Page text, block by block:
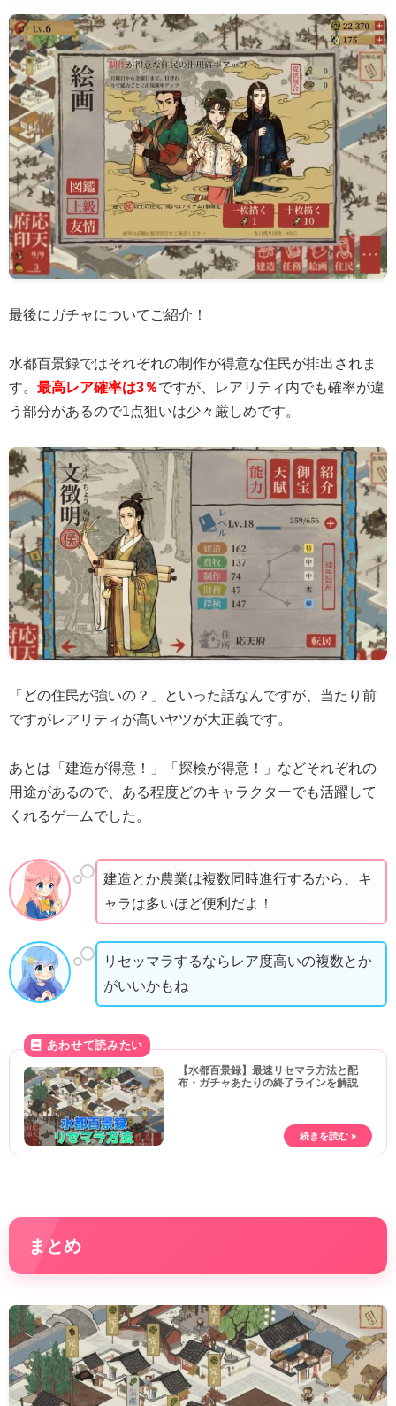
最後にガチャについてご紹介！
水都百景録ではそれぞれの制作が得意な住民が排出されま
す。 最高レア確率は3％ですが、レアリティ内でも確率が違
う部分があるので1点狙いは少々厳しめです。
「どの住民が強いの？」といった話なんですが、当たり前
ですがレアリティが高いヤツが大正義です。
あとは「建造が得意！」「探検が得意！」などそれぞれの
用途があるので、ある程度どのキャラクターでも活躍して
くれるゲームでした。
建造とか農業は複数同時進行するから、キ
ャラは多いほど便利だよ！
リセッマラするならレア度高いの複数とか
がいいかもね
【水都百景録】最速リセマラ方法と配
布・ガチャあたりの終了ラインを解説
まとめ